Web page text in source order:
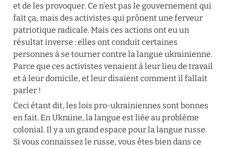
et de les provoquer. Ce n’est pas le gouvernement qui
fait ça, mais des activistes qui prônent une ferveur
patriotique radicale. Mais ces actions ont eu un
résultat inverse : elles ont conduit certaines
personnes à se tourner contre la langue ukrainienne.
Parce que ces activistes venaient à leur lieu de travail
et à leur domicile, et leur disaient comment il fallait
parler !
Ceci étant dit, les lois pro-ukrainiennes sont bonnes
en fait. En Ukraine, la langue est liée au problème
colonial. Il y a un grand espace pour la langue russe.
Si vous connaissez le russe, vous êtes bien dans ce